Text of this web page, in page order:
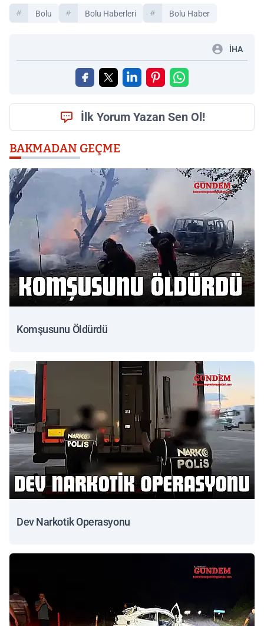
Bolu Bolu Haberleri Bolu Haber
İHA
İlk Yorum Yazan Sen Ol!
BAKMADAN GEÇME
Komşusunu Öldürdü
Dev Narkotik Operasyonu